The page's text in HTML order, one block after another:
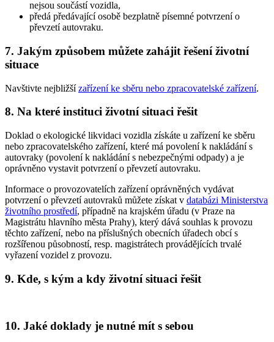
nejsou součástí vozidla,
předá předávající osobě bezplatně písemné potvrzení o
převzetí autovraku.
7. Jakým způsobem můžete zahájit řešení životní
situace
Navštivte nejbližšízařízení ke sběru nebo zpracovatelské zařízení.
8. Na které instituci životní situaci řešit
Doklad o ekologické likvidaci vozidla získáte u zařízení ke sběru
nebo zpracovatelského zařízení, které má povolení k nakládání s
autovraky (povolení k nakládání s nebezpečnými odpady) a je
oprávněno vystavit potvrzení o převzetí autovraku.
Informace o provozovatelích zařízení oprávněných vydávat
potvrzení o převzetí autovraků můžete získat v databázi Ministerstva
životního prostředí, případně na krajském úřadu (v Praze na
Magistrátu hlavního města Prahy), který dává souhlas k provozu
těchto zařízení, nebo na příslušných obecních úřadech obcí s
rozšířenou působností, resp. magistrátech provádějících trvalé
vyřazení vozidel z provozu.
9. Kde, s kým a kdy životní situaci řešit
10. Jaké doklady je nutné mít s sebou